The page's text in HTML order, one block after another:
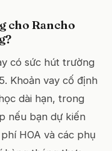
cho Rancho
có sức hút trường
Khoản vay cố định
dài hạn, trong
nếu bạn dự kiến
HOA và các phụ